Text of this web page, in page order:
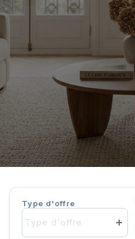
Type d'offre
Type d'offre